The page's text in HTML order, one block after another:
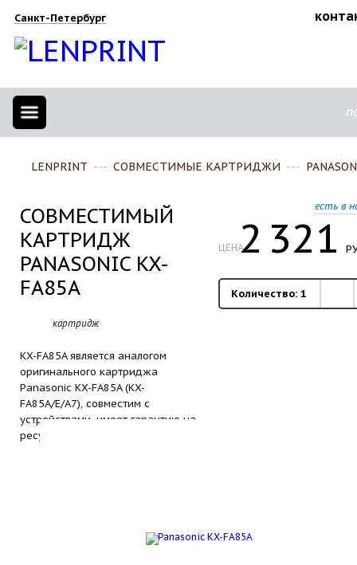
Санкт-Петербург
LENPRINT --- СОВМЕСТИМЫЕ КАРТРИДЖИ ---
ЦЕНА2 321
есть в
Количество: 1
СОВМЕСТИМЫЙ
КАРТРИДЖ
PANASONIC KX-
FA85A
картридж
KX-FA85A является аналогом
оригинального картриджа
Panasonic KX-FA85A (KX-
FA85А/E/A7), совместим с
устройствами, имеет гарантию на
ресурс печати.